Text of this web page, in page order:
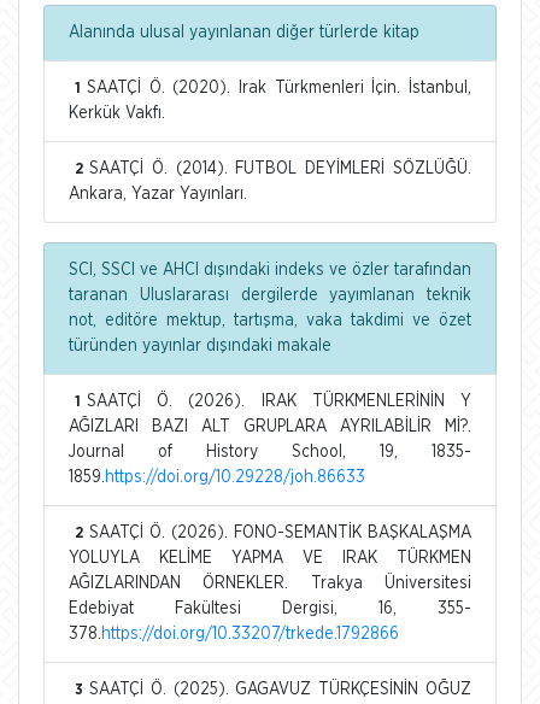
Alanında ulusal yayınlanan diğer türlerde kitap
1
SAATÇİ Ö. (2020). Irak Türkmenleri İçin. İstanbul,
Kerkük Vakfı.
2 SAATÇİ Ö. (2014). FUTBOL DEYİMLERİ SÖZLÜĞÜ.
Ankara, Yazar Yayınları.
SCI, SSCI ve AHCI dışındaki indeks ve özler tarafından
taranan Uluslararası dergilerde yayımlanan teknik
not, editöre mektup, tartışma, vaka takdimi ve özet
türünden yayınlar dışındaki makale
1
SAATÇİ Ö. (2026). IRAK TÜRKMENLERİNİN Y
AĞIZLARI BAZI ALT GRUPLARA AYRILABİLİR Mİ?.
Journal of History School, 19, 1835-
1859. https://doi.org/10.29228/joh.86633
2 SAATÇİ Ö. (2026). FONO-SEMANTİK BAŞKALAŞMA
YOLUYLA KELİME YAPMA VE IRAK TÜRKMEN
AĞIZLARINDAN ÖRNEKLER. Trakya Üniversitesi
Edebiyat Fakültesi Dergisi, 16, 355-
378. https://doi.org/10.33207/trkede.1792866
3 SAATÇİ Ö. (2025). GAGAVUZ TÜRKÇESİNİN OĞUZ